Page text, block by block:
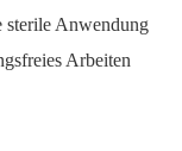
Anwendung
Arbeiten